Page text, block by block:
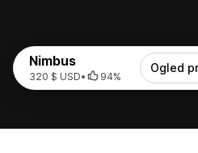
Nimbus
320 $ USD• 94%
Ogled